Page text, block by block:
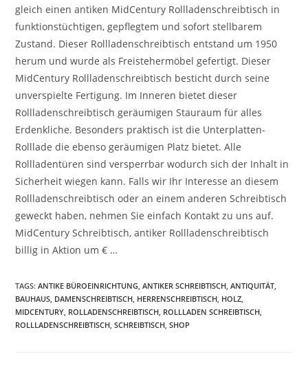
gleich einen antiken MidCentury Rollladenschreibtisch in
funktionstüchtigen, gepflegtem und sofort stellbarem
Zustand. Dieser Rollladenschreibtisch entstand um 1950
herum und wurde als Freistehermöbel gefertigt. Dieser
MidCentury Rollladenschreibtisch besticht durch seine
unverspielte Fertigung. Im Inneren bietet dieser
Rollladenschreibtisch geräumigen Stauraum für alles
Erdenkliche. Besonders praktisch ist die Unterplatten-
Rolllade die ebenso geräumigen Platz bietet. Alle
Rollladentüren sind versperrbar wodurch sich der Inhalt in
Sicherheit wiegen kann. Falls wir Ihr Interesse an diesem
Rollladenschreibtisch oder an einem anderen Schreibtisch
geweckt haben, nehmen Sie einfach Kontakt zu uns auf.
MidCentury Schreibtisch, antiker Rollladenschreibtisch
billig in Aktion um € …
TAGS:ANTIKE BÜROEINRICHTUNG, ANTIKER SCHREIBTISCH, ANTIQUITÄT,
BAUHAUS, DAMENSCHREIBTISCH, HERRENSCHREIBTISCH, HOLZ,
MIDCENTURY, ROLLADENSCHREIBTISCH, ROLLLADEN SCHREIBTISCH,
ROLLLADENSCHREIBTISCH, SCHREIBTISCH, SHOP